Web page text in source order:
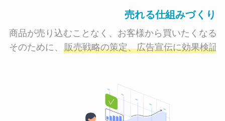
売れる仕組みづくり
商品が売り込むことなく、お客様から買いたくなる
そのために、 販売戦略の策定、広告宣伝に効果検証